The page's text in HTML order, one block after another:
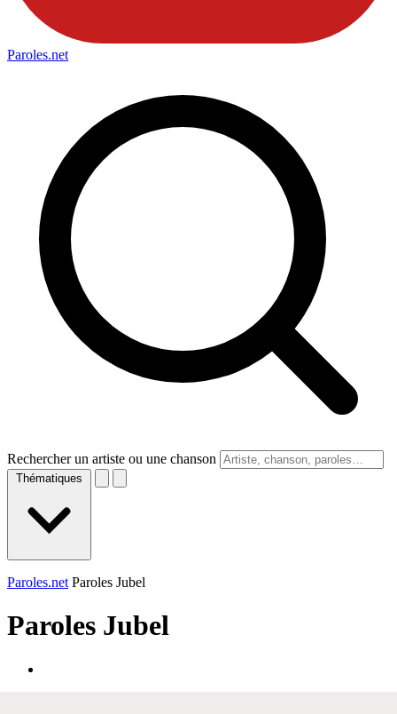
Paroles.net
Rechercher un artiste ou une chanson
Thématiques
Paroles.net Paroles Jubel
Paroles Jubel